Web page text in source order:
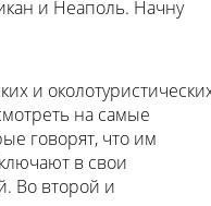
и Неаполь. Начну
и
на самые
говорят, что им
в свои
Во второй и